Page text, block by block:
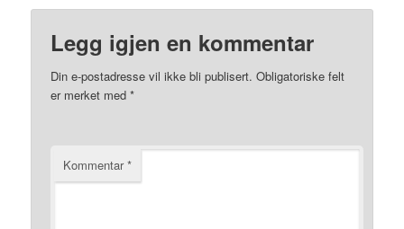
Legg igjen en kommentar
Din e-postadresse vil ikke bli publisert. Obligatoriske felt
er merket med*
Kommentar*